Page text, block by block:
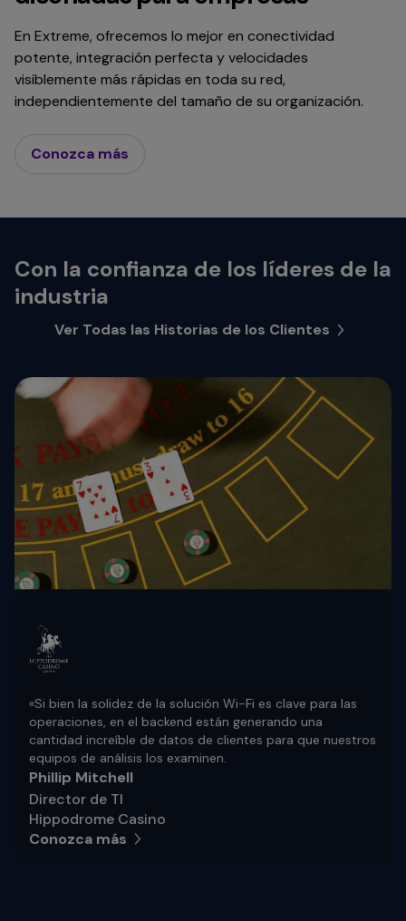
En Extreme, ofrecemos lo mejor en conectividad
potente, integración perfecta y velocidades
visiblemente más rápidas en toda su red,
independientemente del tamaño de su organización.
Conozca más
Con la confianza de los líderes de la
industria
Ver Todas las Historias de los Clientes
«Si bien la solidez de la solución Wi-Fi es clave para las
operaciones, en el backend están generando una
cantidad increíble de datos de clientes para que nuestros
equipos de análisis los examinen.
Phillip Mitchell
Director de TI
Hippodrome Casino
Conozca más